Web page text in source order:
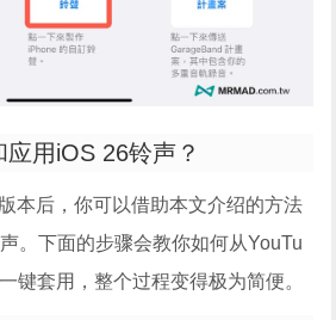
用iOS 26铃声？
本后，你可以借助本文介绍的方法
。下面的步骤会教你如何从YouTu
键套用，整个过程变得极为简便。